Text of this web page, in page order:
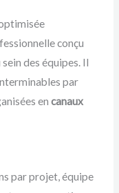
conçu
des équipes. Il
par
en canaux
par projet, équipe